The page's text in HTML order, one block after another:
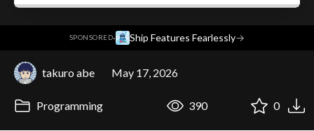
SPONSORED· Ship Features Fearlessly→
takuro abe May 17, 2026
Programming 390 0